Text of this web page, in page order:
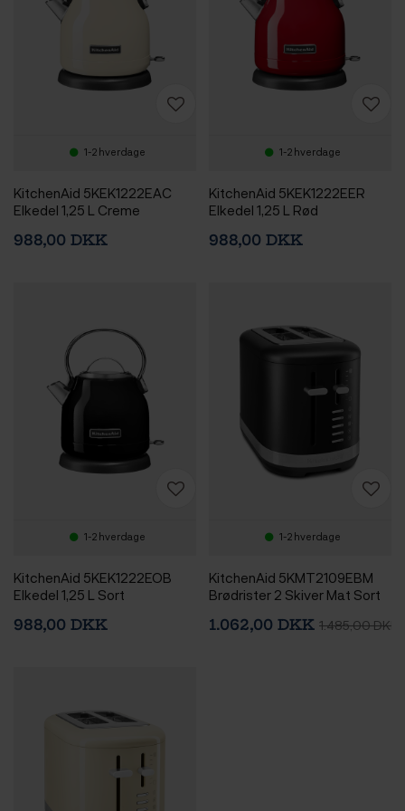
1-2 hverdage
KitchenAid 5KEK1222EAC
Elkedel 1,25 L Creme
988,00 DKK
1-2 hverdage
KitchenAid 5KEK1222EER
Elkedel 1,25 L Rød
988,00 DKK
1-2 hverdage
KitchenAid 5KEK1222EOB
Elkedel 1,25 L Sort
988,00 DKK
1-2 hverdage
KitchenAid 5KMT2109EBM
Brødrister 2 Skiver Mat Sort
1.062,00 DKK 1.485,00 DKK